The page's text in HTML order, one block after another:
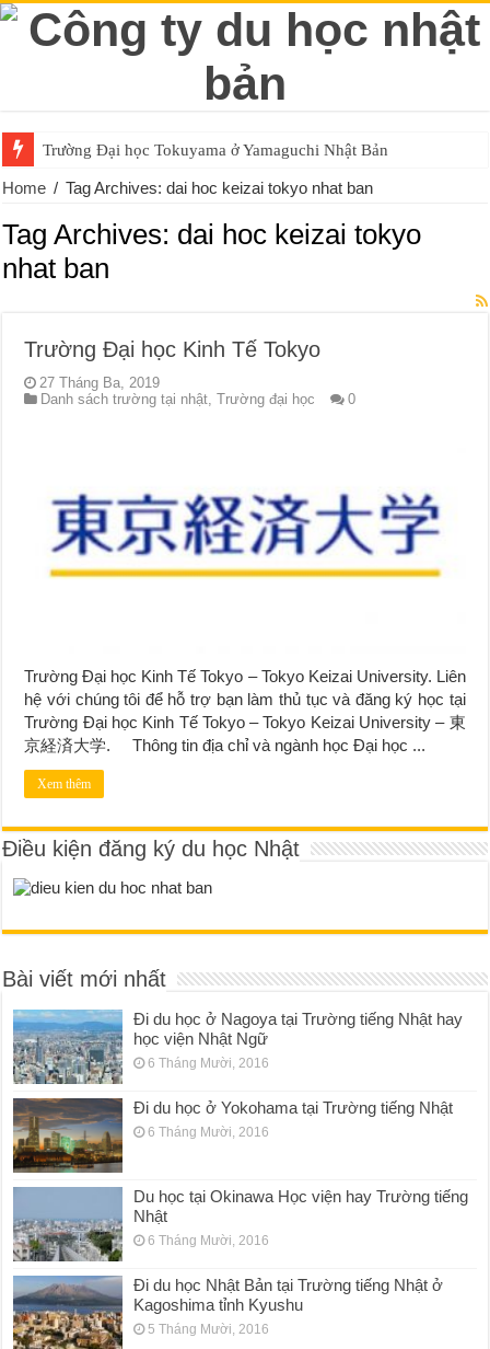
Trường Đại học Tokuyama ở Yamaguchi Nhật Bản
Home / Tag Archives: dai hoc keizai tokyo nhat ban
Tag Archives: dai hoc keizai tokyo
nhat ban
Trường Đại học Kinh Tế Tokyo
27 Tháng Ba, 2019
Danh sách trường tại nhật,Trường đại học 0
Trường Đại học Kinh Tế Tokyo – Tokyo Keizai University. Liên
hệ với chúng tôi để hỗ trợ bạn làm thủ tục và đăng ký học tại
Trường Đại học Kinh Tế Tokyo – Tokyo Keizai University – 東
京経済大学. Thông tin địa chỉ và ngành học Đại học ...
Xem thêm
Điều kiện đăng ký du học Nhật
Bài viết mới nhất
Đi du học ở Nagoya tại Trường tiếng Nhật hay
học viện Nhật Ngữ
6 Tháng Mười, 2016
Đi du học ở Yokohama tại Trường tiếng Nhật
6 Tháng Mười, 2016
Du học tại Okinawa Học viện hay Trường tiếng
Nhật
6 Tháng Mười, 2016
Đi du học Nhật Bản tại Trường tiếng Nhật ở
Kagoshima tỉnh Kyushu
5 Tháng Mười, 2016